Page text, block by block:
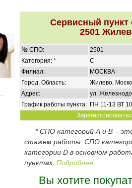
Сервисный
2501
№ СПО:
2501
Категория: *
C
Филиал:
МОСКВА
Город, Область:
Жилево,
Адрес:
ул.
График работы пункта: ПН 11-13 ВТ
* СПО категорий А и В –
стажем работы. СПО
категории D в основном
пунктах. Подробнее
Вы хотите